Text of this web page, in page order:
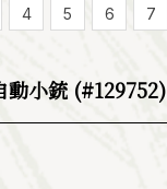
4 5 6 7
動小銃 (#129752)